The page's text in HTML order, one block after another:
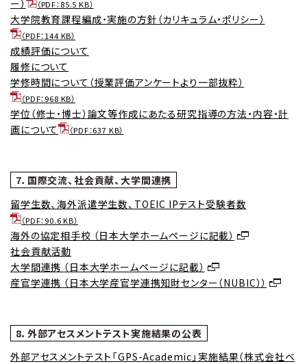
ー） （PDF：85.5 KB）
大学院教育課程編成・実施の方針（カリキュラム・ポリシー）
（PDF：144 KB）
成績評価について
履修について
学修時間について（授業評価アンケートより一部抜粋）
（PDF：968 KB）
学位（修士・博士）論文等作成にあたる研究指導の方法・内容・計
画について
（PDF：637 KB）
7．国際交流、社会貢献、大学間連携
留学生数、海外派遣学生数、TOEIC IPテスト受験者数
（PDF：90.6 KB）
海外の協定相手校 （日本大学ホームページに記載）
社会貢献活動
大学間連携 （日本大学ホームページに記載）
産官学連携 （日本大学産官学連携知財センター（NUBIC））
8．外部アセスメントテスト実施結果の公表
外部アセスメントテスト「GPS-Academic」実施結果（株式会社ベ